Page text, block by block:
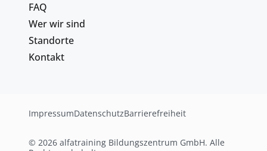
FAQ
Wer wir sind
Standorte
Kontakt
ImpressumDatenschutzBarrierefreiheit
© 2026 alfatraining Bildungszentrum GmbH. Alle